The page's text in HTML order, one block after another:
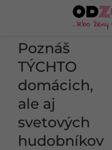
Poznáš
TÝCHTO
domácich,
ale aj
svetových
hudobníkov